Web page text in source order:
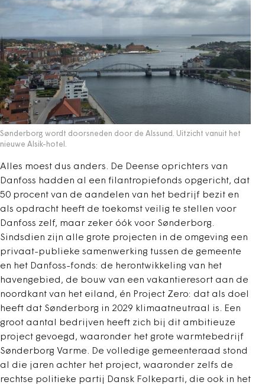
Sønderborg wordt doorsneden door de Alssund. Uitzicht vanuit het
nieuwe Alsik-hotel.
Alles moest dus anders. De Deense oprichters van
Danfoss hadden al een filantropiefonds opgericht, dat
50 procent van de aandelen van het bedrijf bezit en
als opdracht heeft de toekomst veilig te stellen voor
Danfoss zelf, maar zeker óók voor Sønderborg.
Sindsdien zijn alle grote projecten in de omgeving een
privaat-publieke samenwerking tussen de gemeente
en het Danfoss-fonds: de herontwikkeling van het
havengebied, de bouw van een vakantieresort aan de
noordkant van het eiland, én Project Zero: dat als doel
heeft dat Sønderborg in 2029 klimaatneutraal is. Een
groot aantal bedrijven heeft zich bij dit ambitieuze
project gevoegd, waaronder het grote warmtebedrijf
Sønderborg Varme. De volledige gemeenteraad stond
al die jaren achter het project, waaronder zelfs de
rechtse politieke partij Dansk Folkeparti, die ook in het